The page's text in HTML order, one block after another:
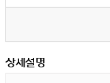
상세설명